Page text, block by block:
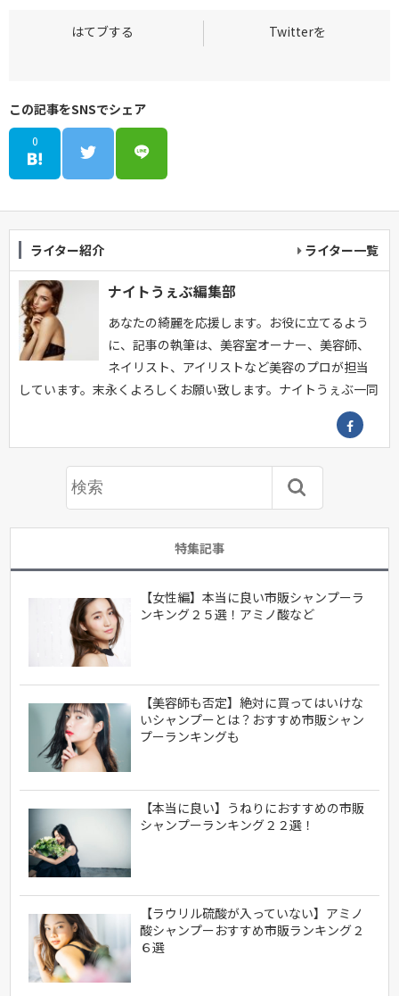
この記事をSNSでシェア
0
ライター紹介 ライター一覧
ナイトうぇぶ編集部
あなたの綺麗を応援します。お役に立てるよう
に、記事の執筆は、美容室オーナー、美容師、
ネイリスト、アイリストなど美容のプロが担当
しています。末永くよろしくお願い致します。ナイトうぇぶ一同
特集記事
【女性編】本当に良い市販シャンプーラ
ンキング２５選！アミノ酸など
【美容師も否定】絶対に買ってはいけな
いシャンプーとは？おすすめ市販シャン
プーランキングも
【本当に良い】うねりにおすすめの市販
シャンプーランキング２２選！
【ラウリル硫酸が入っていない】アミノ
酸シャンプーおすすめ市販ランキング２
６選